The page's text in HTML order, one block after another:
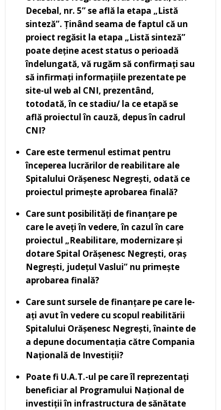
Decebal, nr. 5” se află la etapa „Listă
sinteză”. Ținând seama de faptul că un
proiect regăsit la etapa „Listă sinteză”
poate deține acest status o perioadă
îndelungată, vă rugăm să confirmați sau
să infirmați informațiile prezentate pe
site-ul web al CNI, prezentând,
totodată, în ce stadiu/ la ce etapă se
află proiectul în cauză, depus în cadrul
CNI?
Care este termenul estimat pentru
începerea lucrărilor de reabilitare ale
Spitalului Orășenesc Negrești, odată ce
proiectul primește aprobarea finală?
Care sunt posibilități de finanțare pe
care le aveți în vedere, în cazul în care
proiectul „Reabilitare, modernizare și
dotare Spital Orășenesc Negrești, oraș
Negrești, județul Vaslui” nu primește
aprobarea finală?
Care sunt sursele de finanțare pe care le-
ați avut în vedere cu scopul reabilitării
Spitalului Orășenesc Negrești, înainte de
a depune documentația către Compania
Națională de Investiții?
Poate fi U.A.T.-ul pe care îl reprezentați
beneficiar al Programului Național de
investiții în infrastructura de sănătate